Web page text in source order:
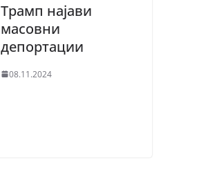
Трамп најави
масовни
депортации
08.11.2024